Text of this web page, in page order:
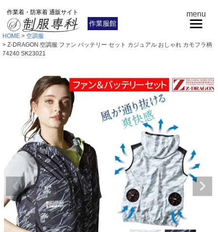
作業着・防寒着 通販サイト
作業服館
menu
HOME
空調服
Z-DRAGON 空調服 ファン バッテリー セット カジュアル おしゃれ カモフラ柄
74240 SK23021